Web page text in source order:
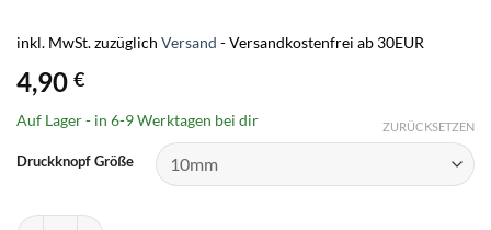
inkl. MwSt.zuzüglich Versand - Versandkostenfrei ab 30EUR
4,90 €
Auf Lager - in 6-9 Werktagen bei dir
Druckknopf Größe
ZURÜCKSETZEN
Druckknopf handbemalt silber schimmernd für Druckknopfschmuck